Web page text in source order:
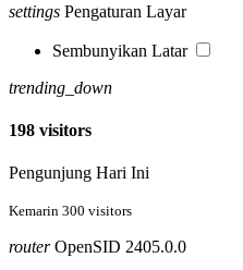
settings Pengaturan Layar
Sembunyikan Latar
trending_down
198 visitors
Pengunjung Hari Ini
Kemarin 300 visitors
routerOpenSID 2405.0.0